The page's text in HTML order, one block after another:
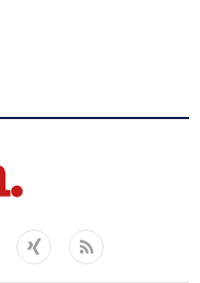
Xing Feed